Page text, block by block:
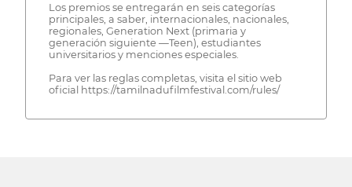
Los premios se entregarán en seis categorías
principales, a saber, internacionales, nacionales,
regionales, Generation Next (primaria y
generación siguiente —Teen), estudiantes
universitarios y menciones especiales.
Para ver las reglas completas, visita el sitio web
oficial https://tamilnadufilmfestival.com/rules/